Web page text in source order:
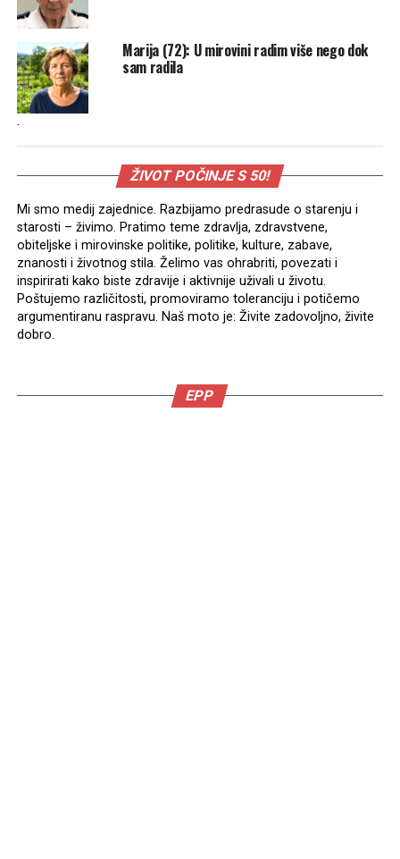
Marija (72): U mirovini radim više nego dok
sam radila
.
ŽIVOT POČINJE S 50!
Mi smo medij zajednice. Razbijamo predrasude o starenju i
starosti – živimo. Pratimo teme zdravlja, zdravstvene,
obiteljske i mirovinske politike, politike, kulture, zabave,
znanosti i životnog stila. Želimo vas ohrabriti, povezati i
inspirirati kako biste zdravije i aktivnije uživali u životu.
Poštujemo različitosti, promoviramo toleranciju i potičemo
argumentiranu raspravu. Naš moto je: Živite zadovoljno, živite
dobro.
EPP